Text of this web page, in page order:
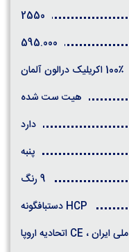
2550
595.000
100٪ اکریلیک درالون آلمان
هیت ست شده
دارد
پنبه
9 رنگ
HCP دستبافگونه
ملی ایران ، CE اتحادیه اروپا